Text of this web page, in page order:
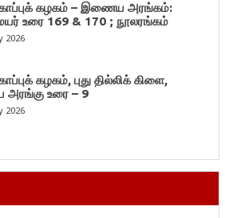
கழகம் – இணைய அரங்கம்:
உரை 169 & 170 ; நூலரங்கம்
2026
கழகம், புது தில்லிக் கிளை,
உரை – 9
2026